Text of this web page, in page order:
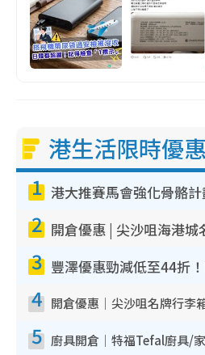
港生活限時優
1
2
3
4
5